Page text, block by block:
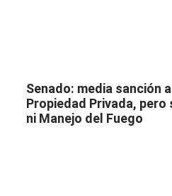
Senado: media sanción
Propiedad Privada, pero
ni Manejo del Fuego